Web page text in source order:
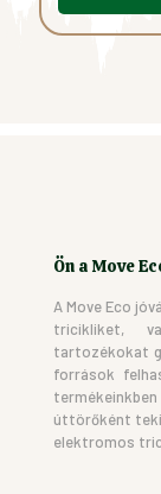
Ön a Move
A Move Eco
tricikliket,
tartozékokat
források
úttörőként
elektromos